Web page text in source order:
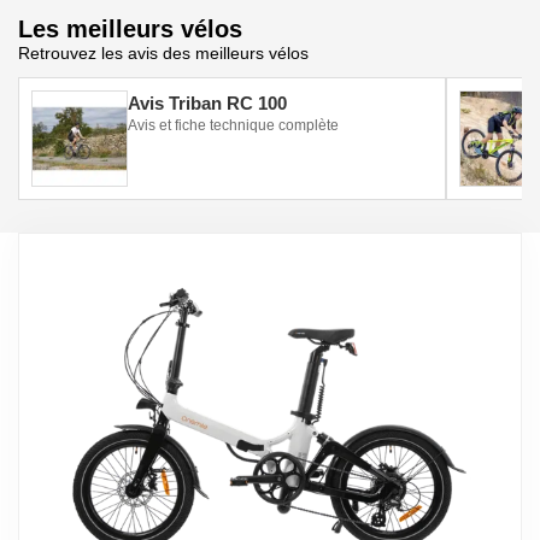
Les meilleurs vélos
Retrouvez les avis des meilleurs vélos
Avis Triban RC 100
Avis et fiche technique complète